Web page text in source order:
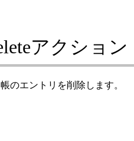
アクション
のエントリを削除します。